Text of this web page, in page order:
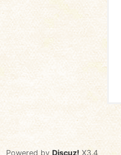
Powered by Discuz! X3.4